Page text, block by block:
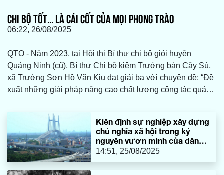
CHI BỘ TỐT... LÀ CÁI CỐT CỦA MỌI PHONG TRÀO
06:22, 26/08/2025
QTO - Năm 2023, tại Hội thi Bí thư chi bộ giỏi huyện
Quảng Ninh (cũ), Bí thư Chi bộ kiêm Trưởng bản Cây Sú,
xã Trường Sơn Hồ Văn Kiu đạt giải ba với chuyên đề: “Đề
xuất những giải pháp nâng cao chất lượng công tác quản
lý luận, anh Hồ Văn Kiu đã biết vận dụng vào thực tiễn tại
bản Cây Sú, giúp chi bộ bản thực hiện tốt các phong trào
thi đua.
Kiên định sự nghiệp xây dựng
chủ nghĩa xã hội trong kỷ
nguyên vươn mình của dân
tộc
14:51, 25/08/2025